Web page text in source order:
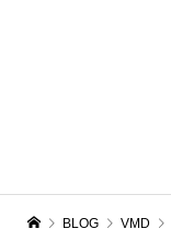
BLOG VMD